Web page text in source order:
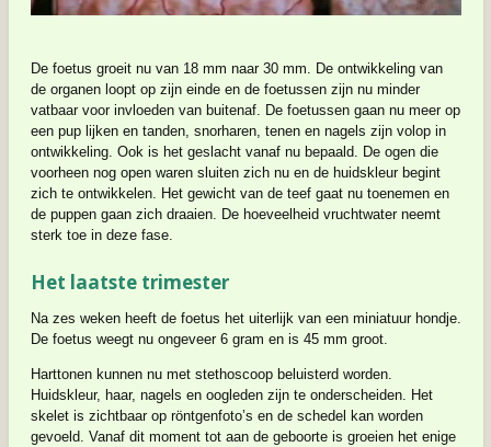
De foetus groeit nu van 18 mm naar 30 mm. De ontwikkeling van
de organen loopt op zijn einde en de foetussen zijn nu minder
vatbaar voor invloeden van buitenaf. De foetussen gaan nu meer op
een pup lijken en tanden, snorharen, tenen en nagels zijn volop in
ontwikkeling. Ook is het geslacht vanaf nu bepaald. De ogen die
voorheen nog open waren sluiten zich nu en de huidskleur begint
zich te ontwikkelen. Het gewicht van de teef gaat nu toenemen en
de puppen gaan zich draaien. De hoeveelheid vruchtwater neemt
sterk toe in deze fase.
Het laatste trimester
Na zes weken heeft de foetus het uiterlijk van een miniatuur hondje.
De foetus weegt nu ongeveer 6 gram en is 45 mm groot.
Harttonen kunnen nu met stethoscoop beluisterd worden.
Huidskleur, haar, nagels en oogleden zijn te onderscheiden. Het
skelet is zichtbaar op röntgenfoto’s en de schedel kan worden
gevoeld. Vanaf dit moment tot aan de geboorte is groeien het enige